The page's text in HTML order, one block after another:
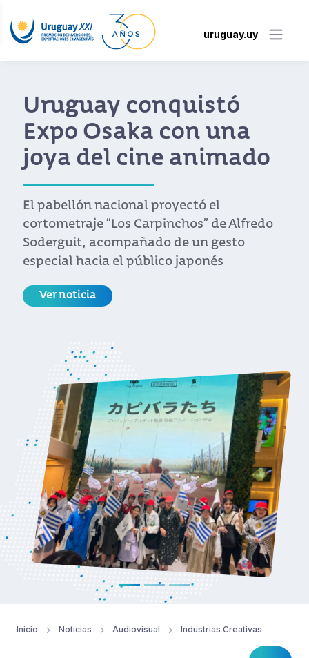
uruguay.uy
Fede Álvarez: “Hoy
nadie le puede decir a
un director joven que
es imposible hacer cine
si naciste en Uruguay”
El director uruguayo, que estrenó en 2024
al Oscar, repasó en su visita a Ventana Sur
nuevas generaciones de cineastas locales
Ver noticia